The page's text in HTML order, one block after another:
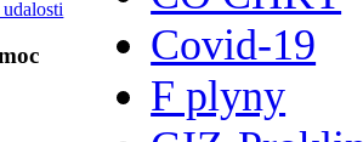
Covid-19
F plyny